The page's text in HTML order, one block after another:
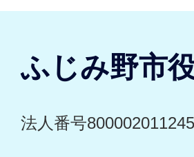
ふじみ野市
法人番号